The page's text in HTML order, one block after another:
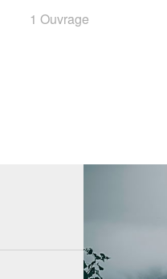
1 Ouvrage